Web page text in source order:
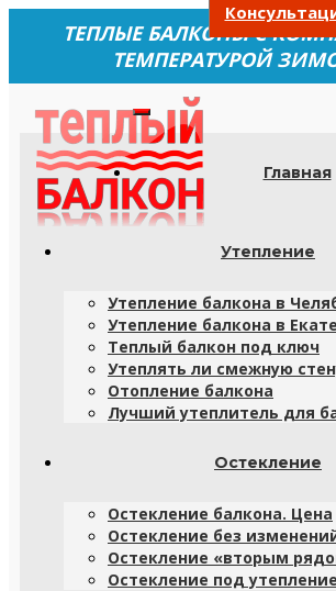
ТЕПЛЫЕ БАЛКОНЫ С
ТЕМПЕРАТУРОЙ
Главная
Утепление
Утепление балкона в
Утепление балкона в
Теплый балкон под ключ
Утеплять ли смежную
Отопление балкона
Лучший утеплитель для
Остекление
Остекление балкона. Цена
Остекление без
Остекление «вторым
Остекление под утепление